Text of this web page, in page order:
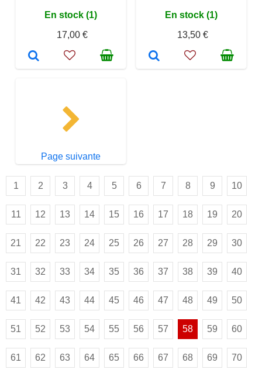
En stock (1)
17,00 €
En stock (1)
13,50 €
Page suivante
1 2 3 4 5 6 7 8 9 10
11 12 13 14 15 16 17 18 19 20
21 22 23 24 25 26 27 28 29 30
31 32 33 34 35 36 37 38 39 40
41 42 43 44 45 46 47 48 49 50
51 52 53 54 55 56 57 58 59 60
61 62 63 64 65 66 67 68 69 70